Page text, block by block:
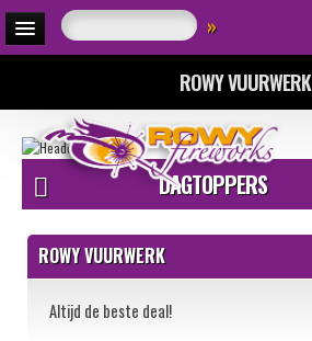
»
ROWY VUURWERK
DAGTOPPERS
ROWY VUURWERK
Altijd de beste deal!